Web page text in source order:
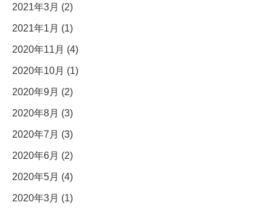
2021年3月 (2)
2021年1月 (1)
2020年11月 (4)
2020年10月 (1)
2020年9月 (2)
2020年8月 (3)
2020年7月 (3)
2020年6月 (2)
2020年5月 (4)
2020年3月 (1)